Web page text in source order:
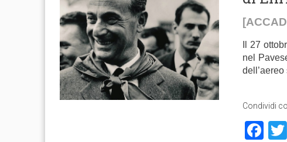
Il 27
nel
dell’aereo
Condividi